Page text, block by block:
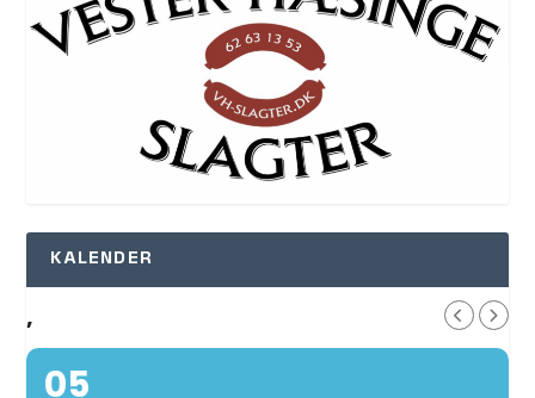
KALENDER
,
05